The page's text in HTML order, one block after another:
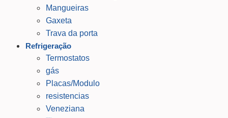
Mangueiras
Gaxeta
Trava da porta
Refrigeração
Termostatos
gás
Placas/Modulo
resistencias
Veneziana